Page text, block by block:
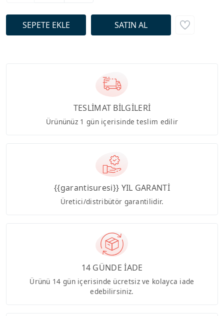
TESLİMAT BİLGİLERİ
Ürününüz 1 gün içerisinde teslim edilir
{{garantisuresi}} YIL GARANTİ
Üretici/distribütör garantilidir.
14 GÜNDE İADE
Ürünü 14 gün içerisinde ücretsiz ve kolayca iade
edebilirsiniz.